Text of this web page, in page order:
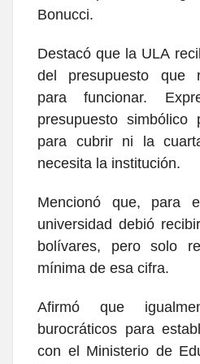
Bonucci.
Destacó que la ULA
del presupuesto que
para funcionar.
presupuesto simbólico
para cubrir ni la
necesita la institución.
Mencionó que, para
universidad debió
bolívares, pero solo
mínima de esa cifra.
Afirmó que
burocráticos para
con el Ministerio de